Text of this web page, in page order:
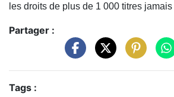
les droits de plus de 1 000 titres
Partager :
Tags :